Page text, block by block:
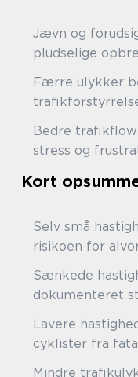
Jævn og
pludselige
Færre ulykker
Bedre trafikflow
stress og
Kort
Selv små
risikoen for
Sænkede
dokumenteret
Lavere
cyklister fra
Mindre